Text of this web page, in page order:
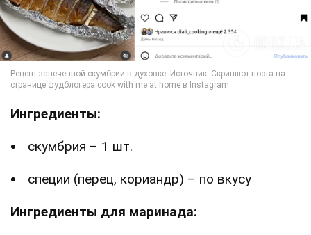
Ингредиенты:
скумбрия – 1 шт.
специи (перец, кориандр) – по вкусу
Ингредиенты для маринада: